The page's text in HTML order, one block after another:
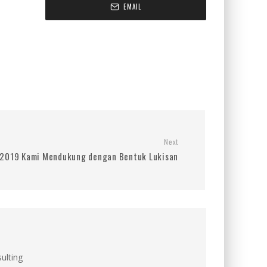
EMAIL
Next
Kami Mendukung dengan Bentuk Lukisan